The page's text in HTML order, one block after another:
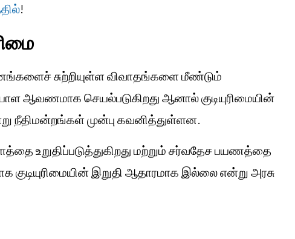
!
சுற்றியுள்ள விவாதங்களை மீண்டும்
ஆவணமாக செயல்படுகிறது ஆனால் குடியுரிமையின்
நீதிமன்றங்கள் முன்பு கவனித்துள்ளன.
உறுதிப்படுத்துகிறது மற்றும் சர்வதேச பயணத்தை
குடியுரிமையின் இறுதி ஆதாரமாக இல்லை என்று அரசு